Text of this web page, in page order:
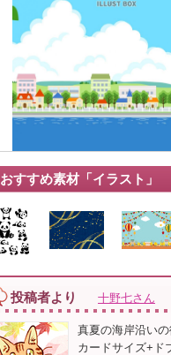
おすすめ素材「イラスト」
投稿者より 十野七さん
真夏の海岸沿い
カードサイズ+ド